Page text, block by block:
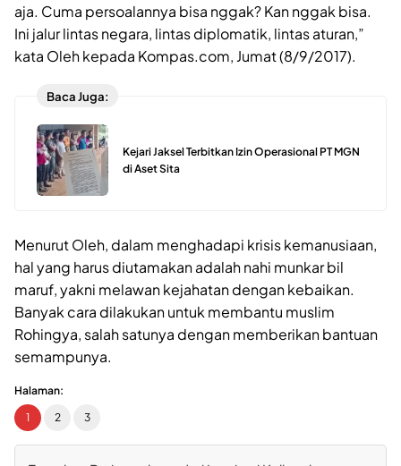
aja. Cuma persoalannya bisa nggak? Kan nggak bisa.
Ini jalur lintas negara, lintas diplomatik, lintas aturan,”
kata Oleh kepada Kompas.com, Jumat (8/9/2017).
Baca Juga:
Kejari Jaksel Terbitkan Izin Operasional PT MGN
di Aset Sita
Menurut Oleh, dalam menghadapi krisis kemanusiaan,
hal yang harus diutamakan adalah nahi munkar bil
maruf, yakni melawan kejahatan dengan kebaikan.
Banyak cara dilakukan untuk membantu muslim
Rohingya, salah satunya dengan memberikan bantuan
semampunya.
Halaman:
1
2 3